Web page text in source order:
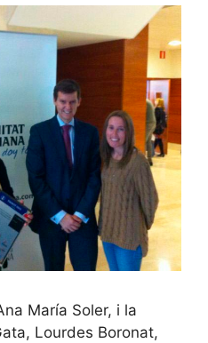
María Soler, i la
Lourdes Boronat,